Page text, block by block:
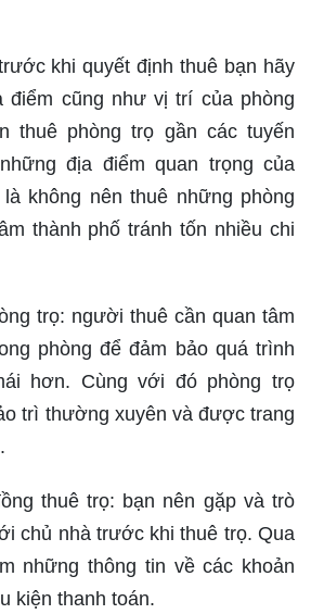
khi quyết định thuê bạn hãy
điểm cũng như vị trí của phòng
thuê phòng trọ gần các tuyến
địa điểm quan trọng của
không nên thuê những phòng
thành phố tránh tốn nhiều chi
trọ: người thuê cần quan tâm
phòng để đảm bảo quá trình
hơn. Cùng với đó phòng trọ
trì thường xuyên và được trang
thuê trọ: bạn nên gặp và trò
chủ nhà trước khi thuê trọ. Qua
những thông tin về các khoản
kiện thanh toán.